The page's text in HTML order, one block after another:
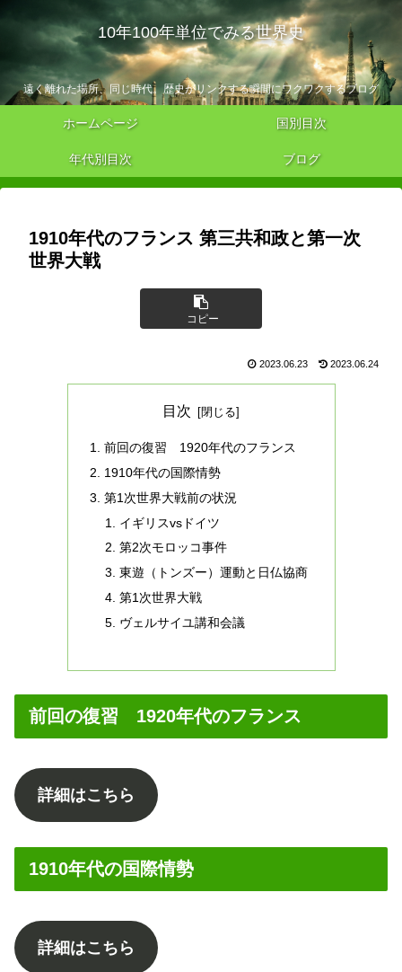
10年100年単位でみる世界史
遠く離れた場所、同じ時代。歴史がリンクする瞬間にワクワクするブログ
ホームページ 国別目次
年代別目次 ブログ
1910年代のフランス 第三共和政と第一次
世界大戦
コピー
2023.06.23 2023.06.24
目次
前回の復習 1920年代のフランス
1910年代の国際情勢
第1次世界大戦前の状況
イギリスvsドイツ
第2次モロッコ事件
東遊（トンズー）運動と日仏協商
第1次世界大戦
ヴェルサイユ講和会議
前回の復習 1920年代のフランス
詳細はこちら
1910年代の国際情勢
詳細はこちら